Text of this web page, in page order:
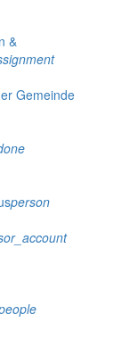
&
Gemeinde
person